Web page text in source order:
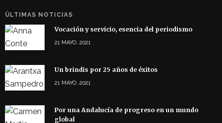
ÚLTIMAS NOTICIAS
Vocación y servicio, esencia del periodismo
21 MAYO, 2021
Un brindis por 25 años de éxitos
21 MAYO, 2021
Por una Andalucía de progreso en un mundo
global